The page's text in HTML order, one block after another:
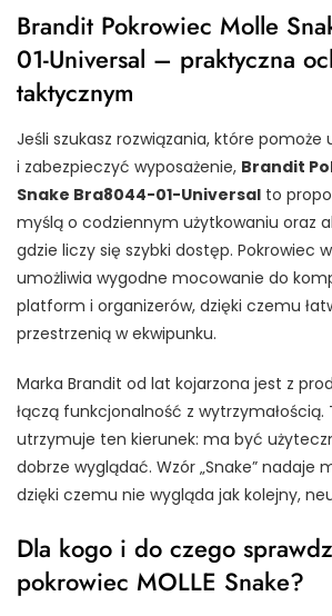
Brandit Pokrowiec Molle
01-Universal – praktyczna
taktycznym
Jeśli szukasz rozwiązania, które
i zabezpieczyć wyposażenie, Brandit
Snake Bra8044-01-Universal to
myślą o codziennym użytkowaniu oraz
gdzie liczy się szybki dostęp. Pokrowiec
umożliwia wygodne mocowanie do
platform i organizerów, dzięki czemu
przestrzenią w ekwipunku.
Marka Brandit od lat kojarzona jest z
łączą funkcjonalność z wytrzymałością.
utrzymuje ten kierunek: ma być
dobrze wyglądać. Wzór „Snake” nadaje
dzięki czemu nie wygląda jak kolejny,
Dla kogo i do czego
pokrowiec MOLLE Snake?